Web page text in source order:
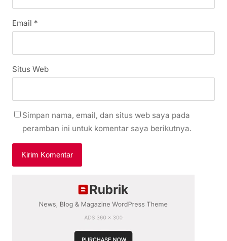
Email *
Situs Web
Simpan nama, email, dan situs web saya pada
peramban ini untuk komentar saya berikutnya.